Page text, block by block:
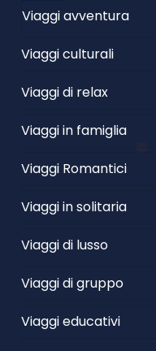
Viaggi avventura
Viaggi culturali
Viaggi di relax
Viaggi in famiglia
Viaggi Romantici
Viaggi in solitaria
Viaggi di lusso
Viaggi di gruppo
Viaggi educativi